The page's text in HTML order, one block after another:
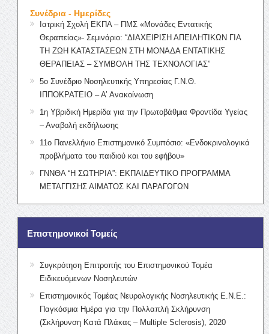
Συνέδρια - Ημερίδες
Ιατρική Σχολή ΕΚΠΑ – ΠΜΣ «Μονάδες Εντατικής
Θεραπείας»- Σεμινάριο: “ΔΙΑΧΕΙΡΙΣΗ ΑΠΕΙΛΗΤΙΚΩΝ ΓΙΑ
ΤΗ ΖΩΗ ΚΑΤΑΣΤΑΣΕΩΝ ΣΤΗ ΜΟΝΑΔΑ ΕΝΤΑΤΙΚΗΣ
ΘΕΡΑΠΕΙΑΣ – ΣΥΜΒΟΛΗ ΤΗΣ ΤΕΧΝΟΛΟΓΙΑΣ”
5ο Συνέδριο Νοσηλευτικής Υπηρεσίας Γ.Ν.Θ.
ΙΠΠΟΚΡΑΤΕΙΟ – Α’ Ανακοίνωση
1η Υβριδική Ημερίδα για την Πρωτοβάθμια Φροντίδα Υγείας
– Αναβολή εκδήλωσης
11ο Πανελλήνιο Επιστημονικό Συμπόσιο: «Ενδοκρινολογικά
προβλήματα του παιδιού και του εφήβου»
ΓΝΝΘΑ “Η ΣΩΤΗΡΙΑ”: ΕΚΠΑΙΔΕΥΤΙΚΟ ΠΡΟΓΡΑΜΜΑ
ΜΕΤΑΓΓΙΣΗΣ ΑΙΜΑΤΟΣ ΚΑΙ ΠΑΡΑΓΩΓΩΝ
Επιστημονικοί Τομείς
Συγκρότηση Επιτροπής του Επιστημονικού Τομέα
Ειδικευόμενων Νοσηλευτών
Επιστημονικός Τομέας Νευρολογικής Νοσηλευτικής Ε.Ν.Ε.:
Παγκόσμια Ημέρα για την Πολλαπλή Σκλήρυνση
(Σκλήρυνση Κατά Πλάκας – Multiple Sclerosis), 2020